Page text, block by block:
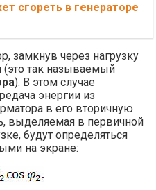
сгореть в генераторе
замкнув через нагрузку
(это так называемый
). В этом случае
энергии из
в его вторичную
выделяемая в первичной
будут определяться
на экране: